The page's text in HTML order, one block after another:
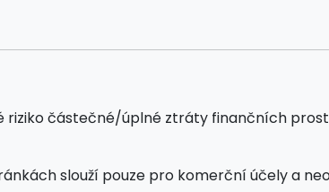
částečné/úplné ztráty finančních
slouží pouze pro komerční účely a